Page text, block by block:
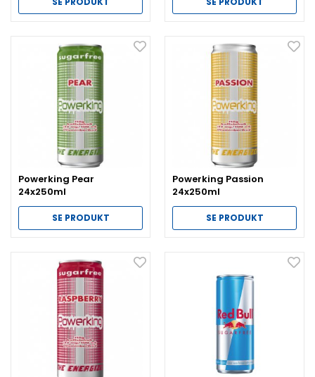
Powerking Pear
24x250ml
SE PRODUKT
Powerking Passion
24x250ml
SE PRODUKT